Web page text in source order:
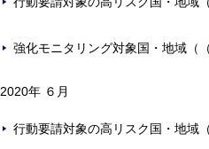
強化モニタリング対象国・地域（（
2020年 ６月
行動要請対象の高リスク国・地域